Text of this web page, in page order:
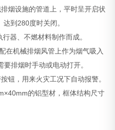
烟设施的管道上，平时呈开启状
到280度时关闭。
器、不燃材料制作而成。
在机械排烟风管上作为烟气吸入
排烟时手动或电动打开。
钮，用来火灾工况下自动报警。
的铝型材，框体结构尺寸